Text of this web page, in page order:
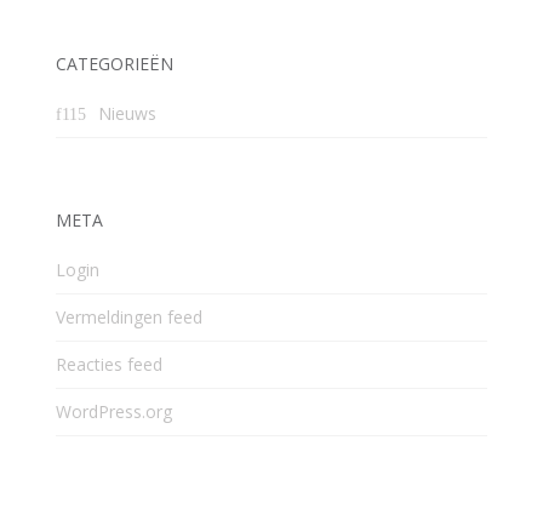
CATEGORIEËN
Nieuws
META
Login
Vermeldingen feed
Reacties feed
WordPress.org